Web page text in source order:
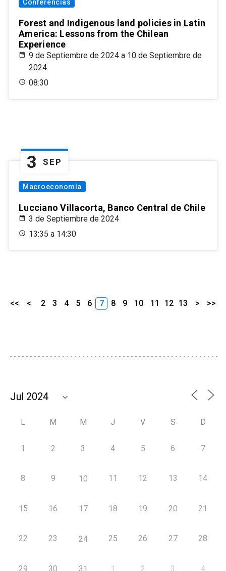
Conferencias
Forest and Indigenous land policies in Latin
America: Lessons from the Chilean
Experience
9 de Septiembre de 2024 a 10 de Septiembre de
2024
08:30
3 SEP
Macroeconomía
Lucciano Villacorta, Banco Central de Chile
3 de Septiembre de 2024
13:35 a 14:30
<< < 2 3 4 5 6 7 8 9 10 11 12 13 > >>
L M M J V S D
1 2 3 4 5 6 7
8 9 10 11 12 13 14
15 16 17 18 19 20 21
22 23 24 25 26 27 28
29 30 31 1 2 3 4